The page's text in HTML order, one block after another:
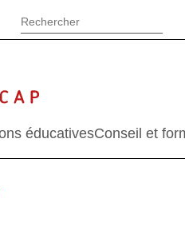
éducativesConseil et